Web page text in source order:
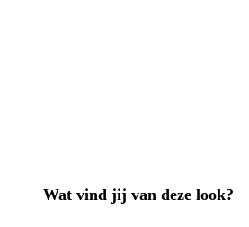
Wat vind jij van deze look?